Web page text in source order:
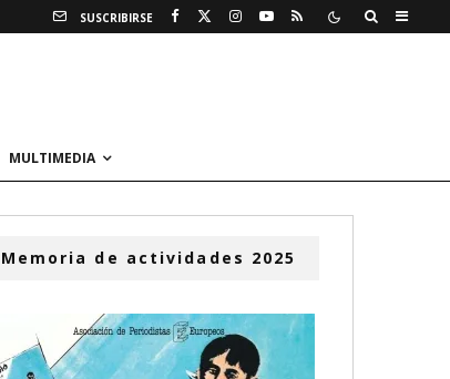
SUSCRIBIRSE
MULTIMEDIA
Memoria de actividades 2025